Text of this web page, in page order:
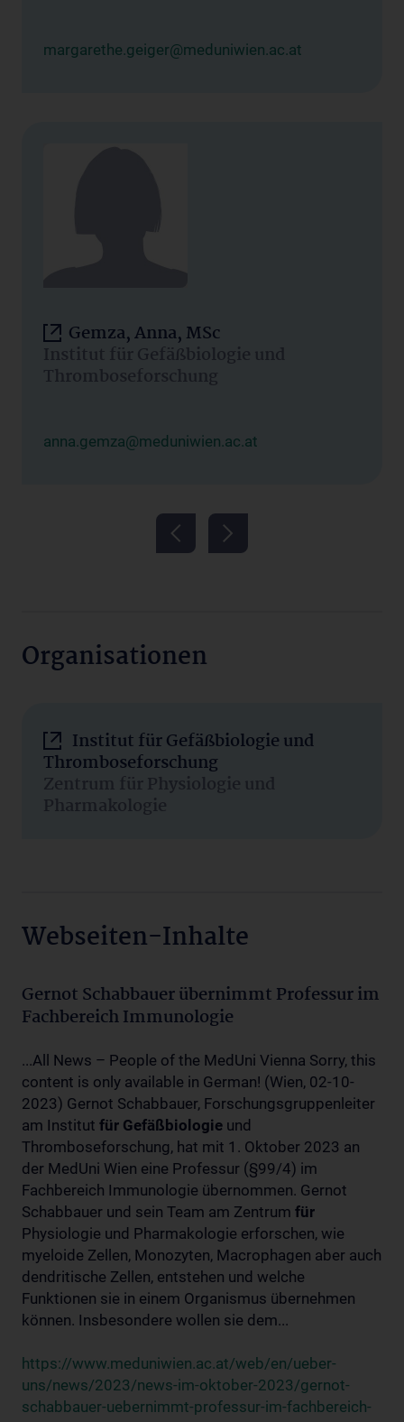
margarethe.geiger@meduniwien.ac.at
Gemza, Anna, MSc
Institut für Gefäßbiologie und
Thromboseforschung
anna.gemza@meduniwien.ac.at
Organisationen
Institut für Gefäßbiologie und
Thromboseforschung
Zentrum für Physiologie und
Pharmakologie
Webseiten-Inhalte
Gernot Schabbauer übernimmt Professur im
Fachbereich Immunologie
...All News – People of the MedUni Vienna Sorry, this
content is only available in German! (Wien, 02-10-
2023) Gernot Schabbauer, Forschungsgruppenleiter
am Institut für Gefäßbiologie und
Thromboseforschung, hat mit 1. Oktober 2023 an
der MedUni Wien eine Professur (§99/4) im
Fachbereich Immunologie übernommen. Gernot
Schabbauer und sein Team am Zentrum für
Physiologie und Pharmakologie erforschen, wie
myeloide Zellen, Monozyten, Macrophagen aber auch
dendritische Zellen, entstehen und welche
Funktionen sie in einem Organismus übernehmen
können. Insbesondere wollen sie dem...
https://www.meduniwien.ac.at/web/en/ueber-
uns/news/2023/news-im-oktober-2023/gernot-
schabbauer-uebernimmt-professur-im-fachbereich-